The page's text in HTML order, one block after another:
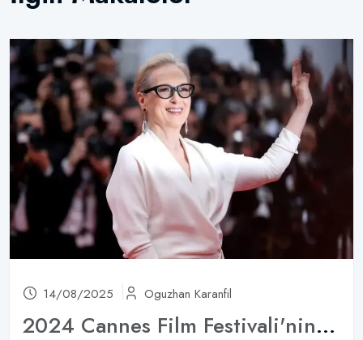
14/08/2025 Oguzhan Karanfil
2024 Cannes Film Festivali'nin En İyileri